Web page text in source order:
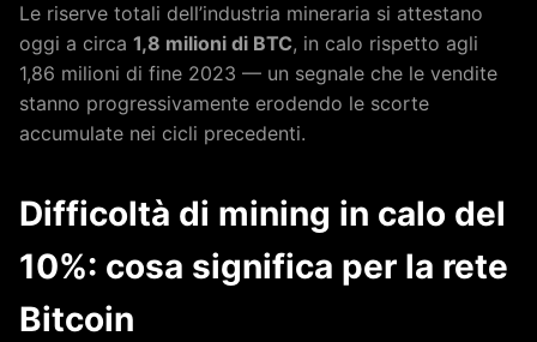
Le riserve totali dell’industria mineraria si attestano
oggi a circa 1,8 milioni di BTC, in calo rispetto agli
1,86 milioni di fine 2023 — un segnale che le vendite
stanno progressivamente erodendo le scorte
accumulate nei cicli precedenti.
Difficoltà di mining in calo del
10%: cosa significa per la rete
Bitcoin